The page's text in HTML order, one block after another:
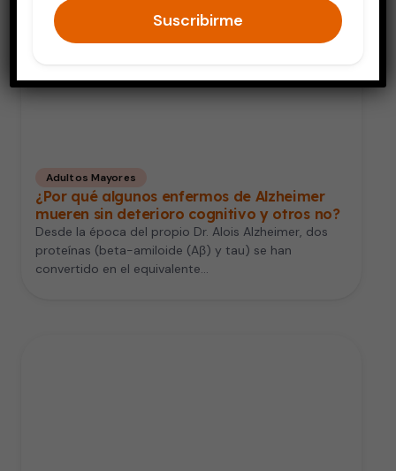
Adultos Mayores
¿Por qué algunos enfermos de Alzheimer
mueren sin deterioro cognitivo y otros no?
Desde la época del propio Dr. Alois Alzheimer, dos
proteínas (beta-amiloide (Aβ) y tau) se han
convertido en el equivalente…
Suscribirme